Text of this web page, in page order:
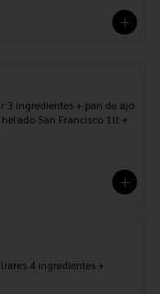
3 ingredientes + pan de ajo
San Francisco 1lt +
4 ingredientes +